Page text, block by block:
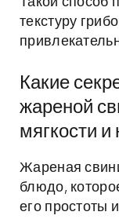
текстуру
Какие
жареной
мягкости
Жареная
блюдо,
его простоты